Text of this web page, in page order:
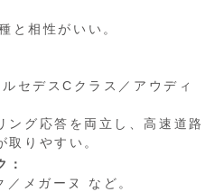
と相性がいい。
セデスCクラス／アウディ
ング応答を両立し、高速道路
取りやすい。
：
メガーヌ など。